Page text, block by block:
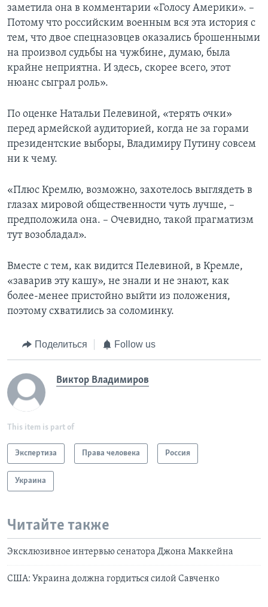
заметила она в комментарии «Голосу Америки». –
Потому что российским военным вся эта история с
тем, что двое спецназовцев оказались брошенными
на произвол судьбы на чужбине, думаю, была
крайне неприятна. И здесь, скорее всего, этот
нюанс сыграл роль».
По оценке Натальи Пелевиной, «терять очки»
перед армейской аудиторией, когда не за горами
президентские выборы, Владимиру Путину совсем
ни к чему.
«Плюс Кремлю, возможно, захотелось выглядеть в
глазах мировой общественности чуть лучше, –
предположила она. – Очевидно, такой прагматизм
тут возобладал».
Вместе с тем, как видится Пелевиной, в Кремле,
«заварив эту кашу», не знали и не знают, как
более-менее пристойно выйти из положения,
поэтому схватились за соломинку.
Поделиться Follow us
Виктор Владимиров
This item is part of
Экспертиза Права человека Россия
Украина
Читайте также
Эксклюзивное интервью сенатора Джона Маккейна
США: Украина должна гордиться силой Савченко